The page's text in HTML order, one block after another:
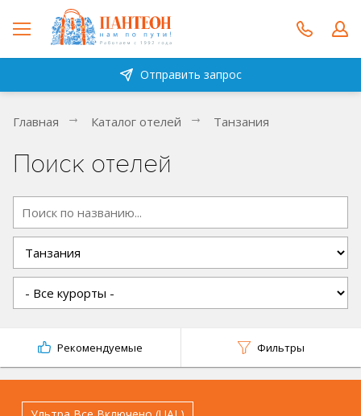
Отправить запрос
Главная Каталог отелей Танзания
Поиск отелей
Рекомендуемые Фильтры